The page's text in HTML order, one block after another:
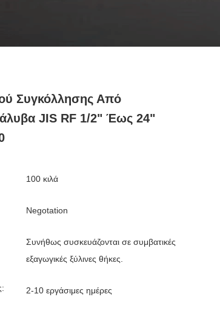
Συγκόλλησης Από
JIS RF 1/2" Έως 24"
100 κιλά
Negotation
Συνήθως συσκευάζονται σε συμβατικές
εξαγωγικές ξύλινες θήκες.
2-10 εργάσιμες ημέρες